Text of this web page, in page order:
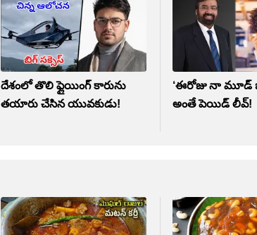
దేశంలో తొలి ఫ్లైయింగ్‌ కారును
తయారు చేసిన యువకుడు!
‘ఈరోజు నా మూడ్
అంతే పెయిడ్ లీవ్!